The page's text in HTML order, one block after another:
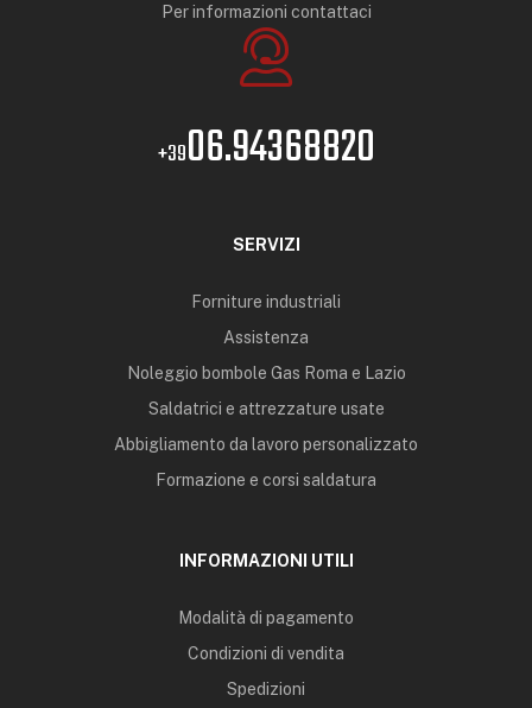
Per informazioni contattaci
+3906.94368820
SERVIZI
Forniture industriali
Assistenza
Noleggio bombole Gas Roma e Lazio
Saldatrici e attrezzature usate
Abbigliamento da lavoro personalizzato
Formazione e corsi saldatura
INFORMAZIONI UTILI
Modalità di pagamento
Condizioni di vendita
Spedizioni